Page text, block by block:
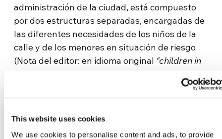
This website uses cookies
We use cookies to personalise content and ads, to provide
administración de la ciudad, está compuesto
por dos estructuras separadas, encargadas de
las diferentes necesidades de los niños de la
calle y de los menores en situación de riesgo
(Nota del editor: en idioma original “children in